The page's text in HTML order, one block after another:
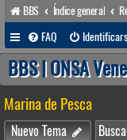
BBS Índice general
FAQ
BBS | ONSA
Marina de Pesca
Nuevo Tema